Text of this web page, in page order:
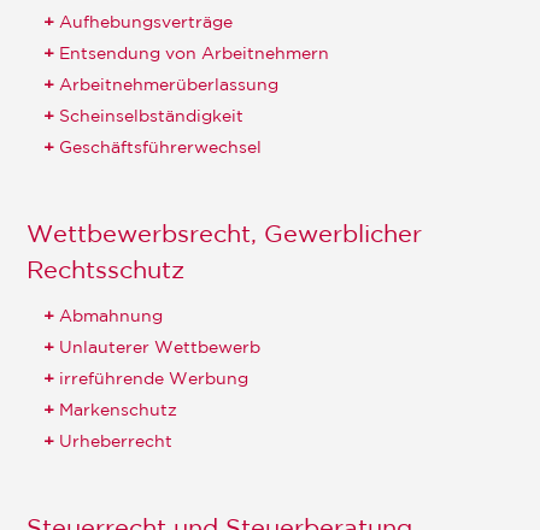
Aufhebungsverträge
Entsendung von Arbeitnehmern
Arbeitnehmerüberlassung
Scheinselbständigkeit
Geschäftsführerwechsel
Wettbewerbsrecht, Gewerblicher
Rechtsschutz
Abmahnung
Unlauterer Wettbewerb
irreführende Werbung
Markenschutz
Urheberrecht